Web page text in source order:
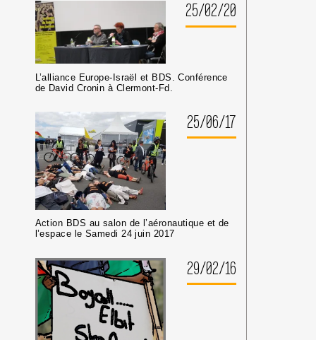
25/02/20
L’alliance Europe-Israël et BDS. Conférence
de David Cronin à Clermont-Fd.
25/06/17
Action BDS au salon de l’aéronautique et de
l’espace le Samedi 24 juin 2017
29/02/16